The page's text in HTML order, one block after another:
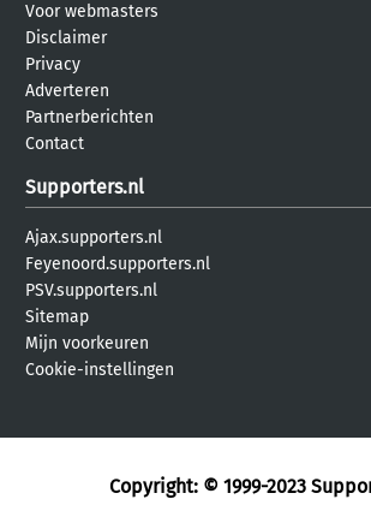
Voor webmasters
Disclaimer
Privacy
Adverteren
Partnerberichten
Contact
Supporters.nl
Ajax.supporters.nl
Feyenoord.supporters.nl
PSV.supporters.nl
Sitemap
Mijn voorkeuren
Cookie-instellingen
Copyright: © 1999-2023